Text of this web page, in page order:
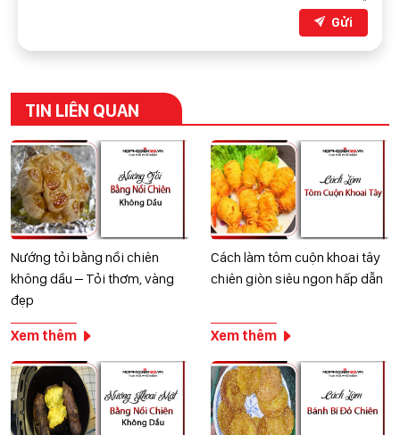
Gửi
TIN LIÊN QUAN
Nướng tỏi bằng nồi chiên
không dầu – Tỏi thơm, vàng
đẹp
Xem thêm
Cách làm tôm cuộn khoai tây
chiên giòn siêu ngon hấp dẫn
Xem thêm